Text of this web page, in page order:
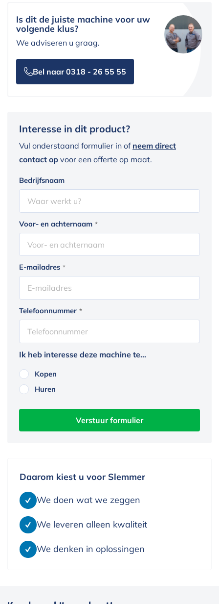
Is dit de juiste machine voor uw
volgende klus?
We adviseren u graag.
Bel naar 0318 - 26 55 55
Interesse in dit product?
Vul onderstaand formulier in of neem direct
contact op voor een offerte op maat.
Bedrijfsnaam
Voor- en achternaam *
E-mailadres *
Telefoonnummer *
Ik heb interesse deze machine te...
Kopen
Huren
Daarom kiest u voor Slemmer
We doen wat we zeggen
We leveren alleen kwaliteit
We denken in oplossingen